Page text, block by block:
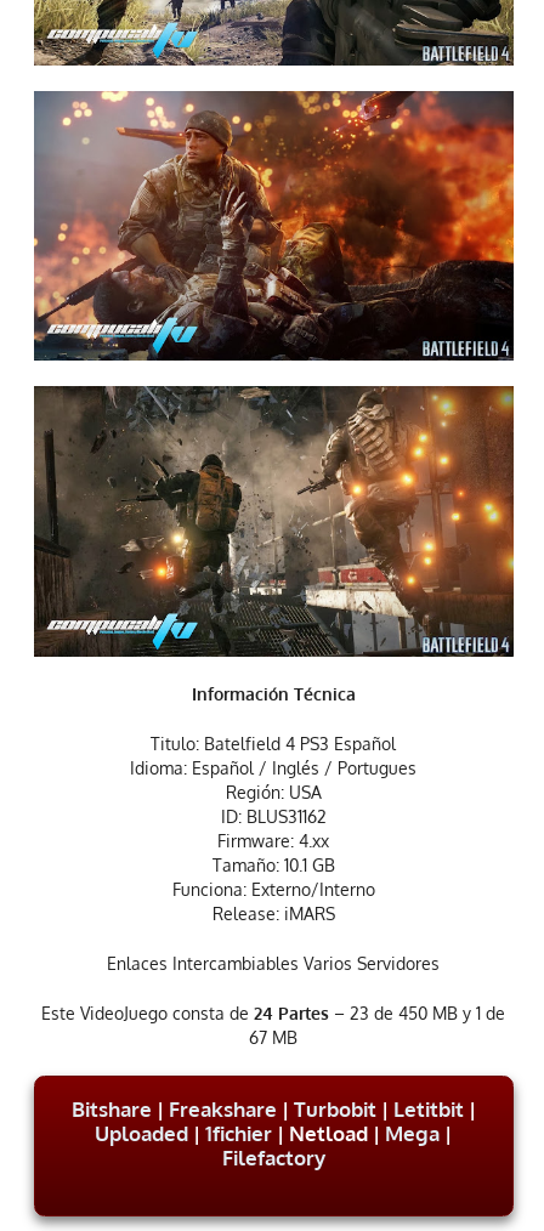
Información Técnica
Titulo: Batelfield 4 PS3 Español
Idioma: Español / Inglés / Portugues
Región: USA
ID: BLUS31162
Firmware: 4.xx
Tamaño: 10.1 GB
Funciona: Externo/Interno
Release: iMARS
Enlaces Intercambiables Varios Servidores
Este VideoJuego consta de24 Partes – 23 de 450 MB y 1 de
67 MB
Bitshare | Freakshare | Turbobit| Letitbit|
Uploaded |1fichier | Netload | Mega |
Filefactory